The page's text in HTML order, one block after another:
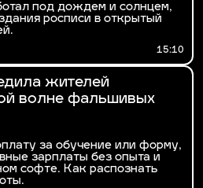
под дождем и солнцем,
росписи в открытый
15:10
жителей
волне фальшивых
за обучение или форму,
зарплаты без опыта и
софте. Как распознать